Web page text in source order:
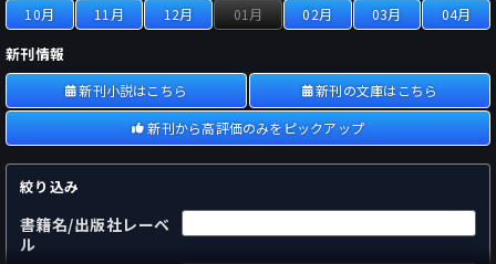
10月 11月 12月 01月 02月 03月 04月
新刊情報
新刊小説はこちら
新刊の文庫はこちら
新刊から高評価のみをピックアップ
絞り込み
書籍名/出版社レーベ
ル